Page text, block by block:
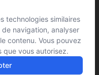
pour vos interventions
de L’Arsenal.
technologies similaires
navigation, analyser
contenu. Vous pouvez
que vous autorisez.